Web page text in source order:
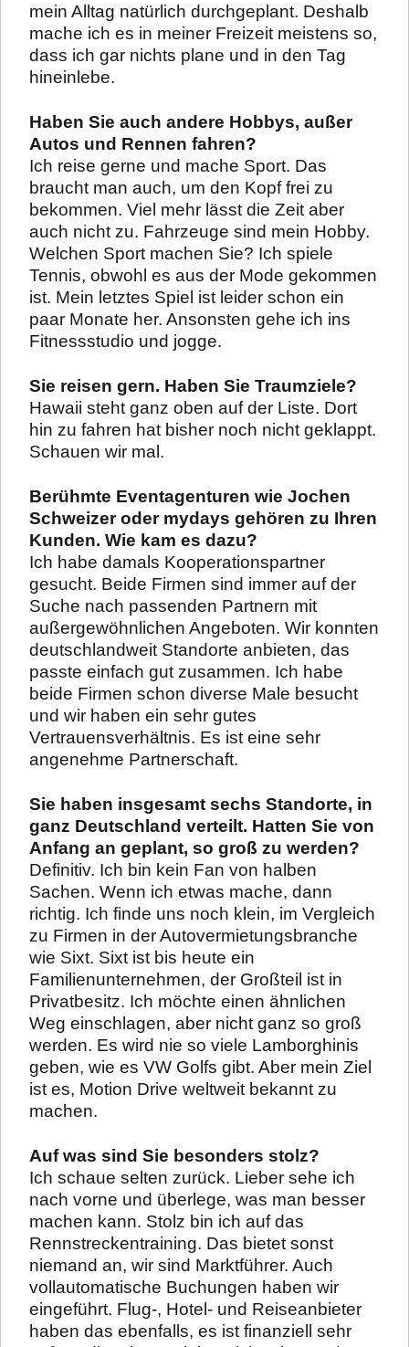
mein Alltag natürlich durchgeplant. Deshalb
mache ich es in meiner Freizeit meistens so,
dass ich gar nichts plane und in den Tag
hineinlebe.
Haben Sie auch andere Hobbys, außer
Autos und Rennen fahren?
Ich reise gerne und mache Sport. Das
braucht man auch, um den Kopf frei zu
bekommen. Viel mehr lässt die Zeit aber
auch nicht zu. Fahrzeuge sind mein Hobby.
Welchen Sport machen Sie? Ich spiele
Tennis, obwohl es aus der Mode gekommen
ist. Mein letztes Spiel ist leider schon ein
paar Monate her. Ansonsten gehe ich ins
Fitnessstudio und jogge.
Sie reisen gern. Haben Sie Traumziele?
Hawaii steht ganz oben auf der Liste. Dort
hin zu fahren hat bisher noch nicht geklappt.
Schauen wir mal.
Berühmte Eventagenturen wie Jochen
Schweizer oder mydays gehören zu Ihren
Kunden. Wie kam es dazu?
Ich habe damals Kooperationspartner
gesucht. Beide Firmen sind immer auf der
Suche nach passenden Partnern mit
außergewöhnlichen Angeboten. Wir konnten
deutschlandweit Standorte anbieten, das
passte einfach gut zusammen. Ich habe
beide Firmen schon diverse Male besucht
und wir haben ein sehr gutes
Vertrauensverhältnis. Es ist eine sehr
angenehme Partnerschaft.
Sie haben insgesamt sechs Standorte, in
ganz Deutschland verteilt. Hatten Sie von
Anfang an geplant, so groß zu werden?
Definitiv. Ich bin kein Fan von halben
Sachen. Wenn ich etwas mache, dann
richtig. Ich finde uns noch klein, im Vergleich
zu Firmen in der Autovermietungsbranche
wie Sixt. Sixt ist bis heute ein
Familienunternehmen, der Großteil ist in
Privatbesitz. Ich möchte einen ähnlichen
Weg einschlagen, aber nicht ganz so groß
werden. Es wird nie so viele Lamborghinis
geben, wie es VW Golfs gibt. Aber mein Ziel
ist es, Motion Drive weltweit bekannt zu
machen.
Auf was sind Sie besonders stolz?
Ich schaue selten zurück. Lieber sehe ich
nach vorne und überlege, was man besser
machen kann. Stolz bin ich auf das
Rennstreckentraining. Das bietet sonst
niemand an, wir sind Marktführer. Auch
vollautomatische Buchungen haben wir
eingeführt. Flug-, Hotel- und Reiseanbieter
haben das ebenfalls, es ist finanziell sehr